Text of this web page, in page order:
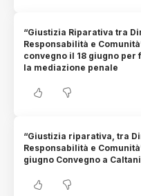
“Giustizia Riparativa tra
Responsabilità e
convegno il 18 giugno per
la mediazione penale
“Giustizia riparativa, tra
Responsabilità e
giugno Convegno a